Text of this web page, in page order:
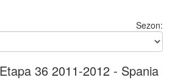
Sezon:
36 2011-2012 - Spania